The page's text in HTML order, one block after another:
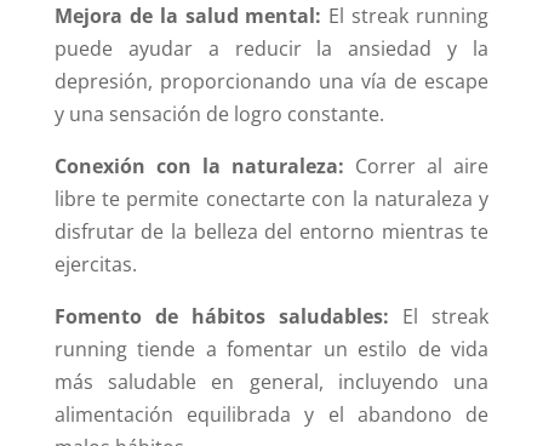
Mejora de la salud mental: El streak running
puede ayudar a reducir la ansiedad y la
depresión, proporcionando una vía de escape
y una sensación de logro constante.
Conexión con la naturaleza: Correr al aire
libre te permite conectarte con la naturaleza y
disfrutar de la belleza del entorno mientras te
ejercitas.
Fomento de hábitos saludables: El streak
running tiende a fomentar un estilo de vida
más saludable en general, incluyendo una
alimentación equilibrada y el abandono de